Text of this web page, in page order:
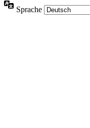
Sprache